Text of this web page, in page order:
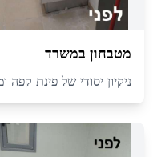
מטבחון במשרד
ניקיון יסודי של פינת